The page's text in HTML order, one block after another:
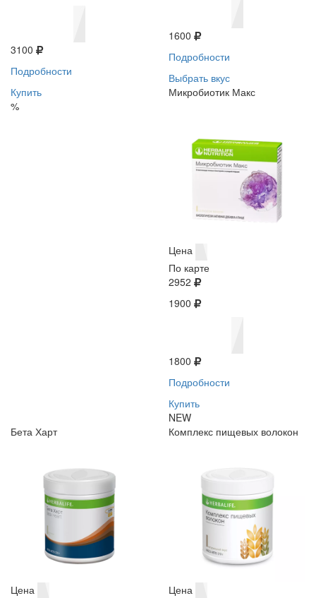
3100
Подробности
Купить
%
1600
Подробности
Выбрать вкус
Микробиотик Макс
Цена
По карте
2952
1900
1800
Подробности
Купить
NEW
Бета Харт
Цена
Комплекс пищевых волокон
Цена